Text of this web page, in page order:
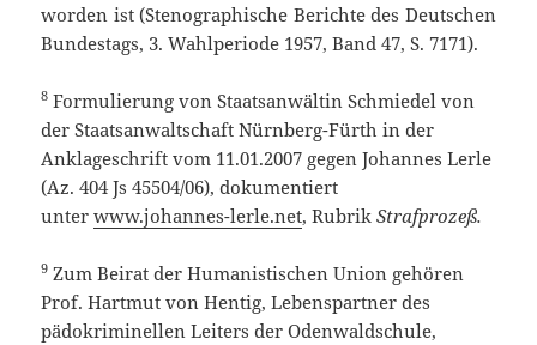
worden ist (Stenographische Berichte des Deutschen
Bundestags, 3. Wahlperiode 1957, Band 47, S. 7171).
8 Formulierung von Staatsanwältin Schmiedel von
der Staatsanwaltschaft Nürnberg-Fürth in der
Anklageschrift vom 11.01.2007 gegen Johannes Lerle
(Az. 404 Js 45504/06), dokumentiert
unterwww.johannes-lerle.net, RubrikStrafprozeß.
9 Zum Beirat der Humanistischen Union gehören
Prof. Hartmut von Hentig, Lebenspartner des
pädokriminellen Leiters der Odenwaldschule,